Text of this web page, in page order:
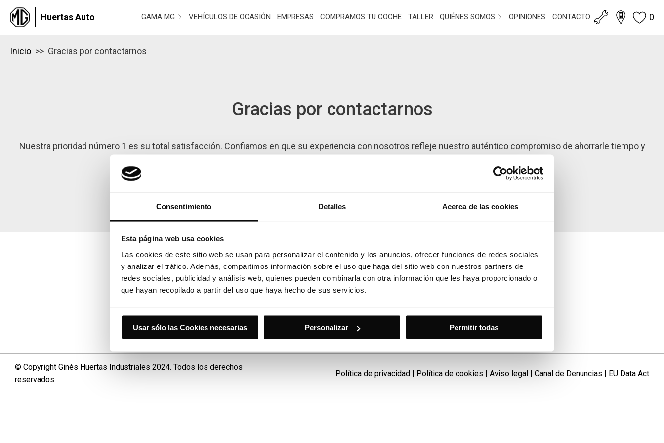
Consentimiento Detalles Acerca de las cookies
Esta página web usa cookies
Las cookies de este sitio web se usan para personalizar el contenido y los anuncios, ofrecer funciones de redes sociales
y analizar el tráfico. Además, compartimos información sobre el uso que haga del sitio web con nuestros partners de
redes sociales, publicidad y análisis web, quienes pueden combinarla con otra información que les haya proporcionado o
que hayan recopilado a partir del uso que haya hecho de sus servicios.
Usar sólo las Cookies necesarias Personalizar Permitir todas
Huertas Auto GAMA MG VEHÍCULOS DE OCASIÓN EMPRESAS COMPRAMOS TU COCHE TALLER QUIÉNES SOMOS OPINIONES CONTACTO 0
Inicio >> Gracias por contactarnos
Gracias por contactarnos
Nuestra prioridad número 1 es su total satisfacción. Confiamos en que su experiencia con nosotros refleje nuestro auténtico compromiso de ahorrarle tiempo y
Huertas Auto
MG Huertas Auto Murcia
© Copyright Ginés Huertas Industriales 2024. Todos los derechos
reservados.
Política de privacidad | Política de cookies | Aviso legal | Canal de Denuncias | EU Data Act